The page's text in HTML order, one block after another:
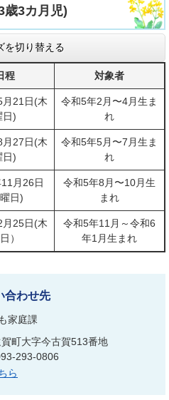
歳3カ月児)
を切り替える
程 対象者
月21日(木
日)
令和5年2月〜4月生ま
れ
月27日(木
日)
令和5年5月〜7月生ま
れ
月26日
日)
令和5年8月〜10月生
まれ
月25日(木
）
令和5年11月～令和6
年1月生まれ
合わせ先
家庭課
町大字今古賀513番地
293-0806
ら